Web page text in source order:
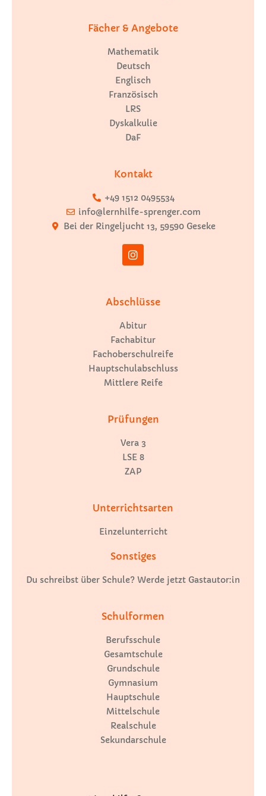
Fächer & Angebote
Mathematik
Deutsch
Englisch
Französisch
LRS
Dyskalkulie
DaF
Kontakt
+49 1512 0495534
info@lernhilfe-sprenger.com
Bei der Ringeljucht 13, 59590 Geseke
Abschlüsse
Abitur
Fachabitur
Fachoberschulreife
Hauptschulabschluss
Mittlere Reife
Prüfungen
Vera 3
LSE 8
ZAP
Unterrichtsarten
Einzelunterricht
Sonstiges
Du schreibst über Schule? Werde jetzt Gastautor:in
Schulformen
Berufsschule
Gesamtschule
Grundschule
Gymnasium
Hauptschule
Mittelschule
Realschule
Sekundarschule